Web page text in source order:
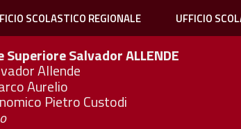
SCOLASTICO REGIONALE UFFICIO
Superiore SalvadorALLENDE
Allende
Aurelio
Pietro Custodi